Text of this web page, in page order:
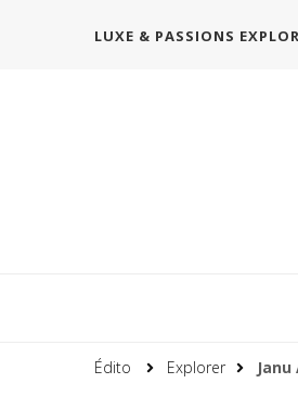
LUXE & PASSIONS
Édito Explorer